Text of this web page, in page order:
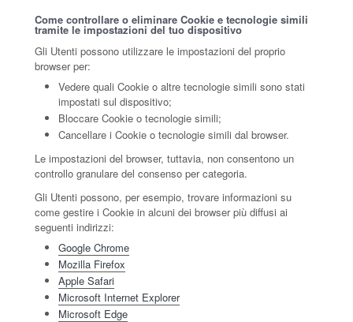
Come controllare o eliminare Cookie e tecnologie simili
tramite le impostazioni del tuo dispositivo
Gli Utenti possono utilizzare le impostazioni del proprio
browser per:
Vedere quali Cookie o altre tecnologie simili sono stati
impostati sul dispositivo;
Bloccare Cookie o tecnologie simili;
Cancellare i Cookie o tecnologie simili dal browser.
Le impostazioni del browser, tuttavia, non consentono un
controllo granulare del consenso per categoria.
Gli Utenti possono, per esempio, trovare informazioni su
come gestire i Cookie in alcuni dei browser più diffusi ai
seguenti indirizzi:
Google Chrome
Mozilla Firefox
Apple Safari
Microsoft Internet Explorer
Microsoft Edge